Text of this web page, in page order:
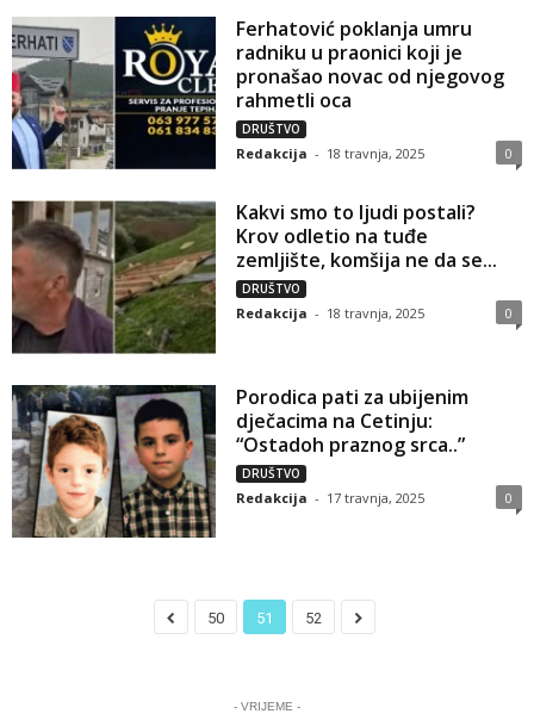
Ferhatović poklanja umru
radniku u praonici koji je
pronašao novac od njegovog
rahmetli oca
DRUŠTVO
Redakcija - 18 travnja, 2025 0
Kakvi smo to ljudi postali?
Krov odletio na tuđe
zemljište, komšija ne da se...
DRUŠTVO
Redakcija - 18 travnja, 2025 0
Porodica pati za ubijenim
dječacima na Cetinju:
“Ostadoh praznog srca..”
DRUŠTVO
Redakcija - 17 travnja, 2025 0
50 51 52
- VRIJEME -